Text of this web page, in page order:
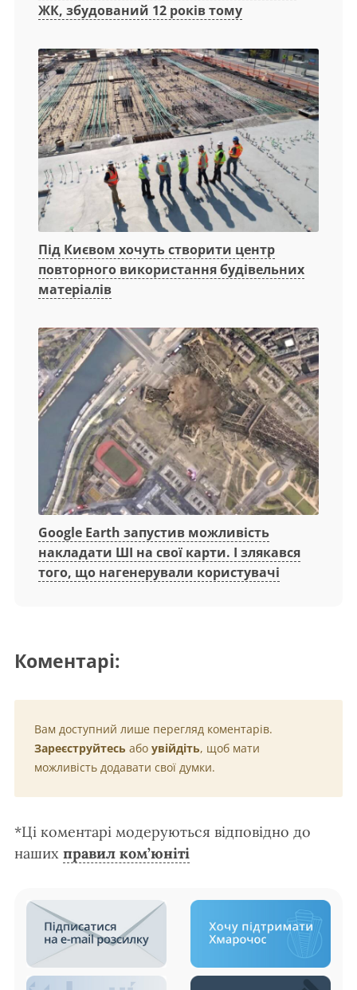
ЖК, збудований 12 років тому
Під Києвом хочуть створити центр
повторного використання будівельних
матеріалів
Google Earth запустив можливість
накладати ШІ на свої карти. І злякався
того, що нагенерували користувачі
Коментарі:
Вам доступний лише перегляд коментарів.
Зареєструйтесь або увійдіть, щоб мати
можливість додавати свої думки.
*Ці коментарі модеруються відповідно до
наших правил ком’юніті